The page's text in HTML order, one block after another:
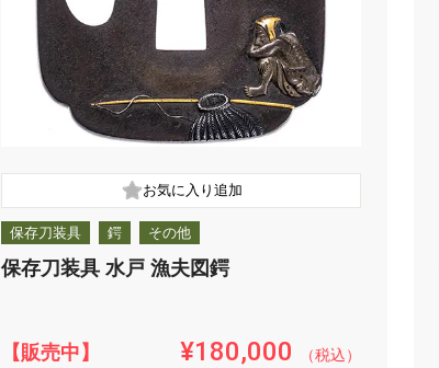
保存刀装具 鍔 その他
保存刀装具 水戸 漁夫図鍔
【販売中】 ¥180,000 （税込）